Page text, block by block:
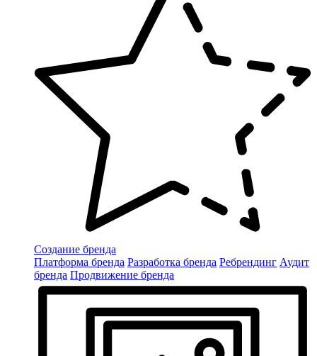
Создание бренда
Платформа бренда Разработка бренда Ребрендинг Аудит
бренда Продвижение бренда